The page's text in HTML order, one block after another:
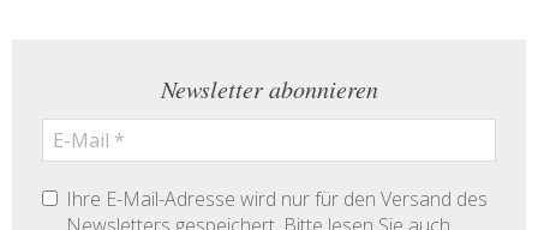
Newsletter abonnieren
Ihre E-Mail-Adresse wird nur für den Versand des